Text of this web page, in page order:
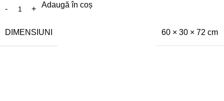
Adaugă în coș
DIMENSIUNI 60 × 30 × 72 cm